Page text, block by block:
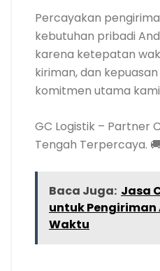
Percayakan
kebutuhan pribadi
karena ketepatan
kiriman, dan
komitmen utama
GC Logistik – Partner
Tengah Terpercaya.
Baca Juga: Jasa
untuk
Waktu